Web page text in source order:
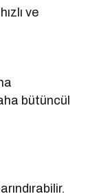
ve
bütüncül